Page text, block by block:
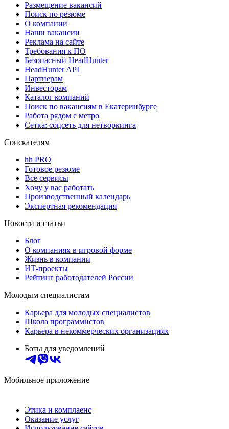
Размещение вакансий
Поиск по резюме
О компании
Наши вакансии
Реклама на сайте
Требования к ПО
Безопасный HeadHunter
HeadHunter API
Партнерам
Инвесторам
Каталог компаний
Поиск по вакансиям в Екатеринбурге
Работа рядом с метро
Сетка: соцсеть для нетворкинга
Соискателям
hh PRO
Готовое резюме
Все сервисы
Хочу у вас работать
Производственный календарь
Экспертная рекомендация
Новости и статьи
Блог
О компаниях в игровой форме
Жизнь в компании
ИТ-проекты
Рейтинг работодателей России
Молодым специалистам
Карьера для молодых специалистов
Школа программистов
Карьера в некоммерческих организациях
Боты для уведомлений
Мобильное приложение
Этика и комплаенс
Оказание услуг